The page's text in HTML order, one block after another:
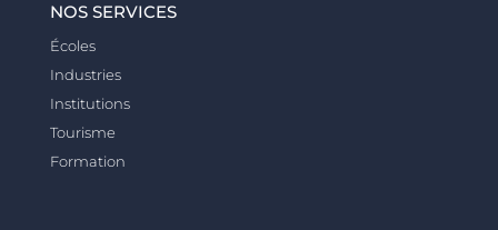
NOS SERVICES
Écoles
Industries
Institutions
Tourisme
Formation